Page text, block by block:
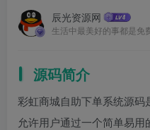
辰光资源网
生活中最美好的事都是免
源码简介
彩虹商城自助下单系统源
允许用户通过一个简单易